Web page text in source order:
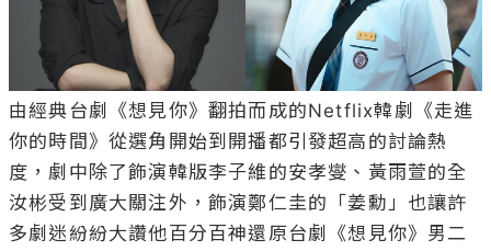
由經典台劇《想見你》翻拍而成的Netflix韓劇《走進
你的時間》從選角開始到開播都引發超高的討論熱
度，劇中除了飾演韓版李子維的安孝燮、黃雨萱的全
汝彬受到廣大關注外，飾演鄭仁圭的「姜勳」也讓許
多劇迷紛紛大讚他百分百神還原台劇《想見你》男二